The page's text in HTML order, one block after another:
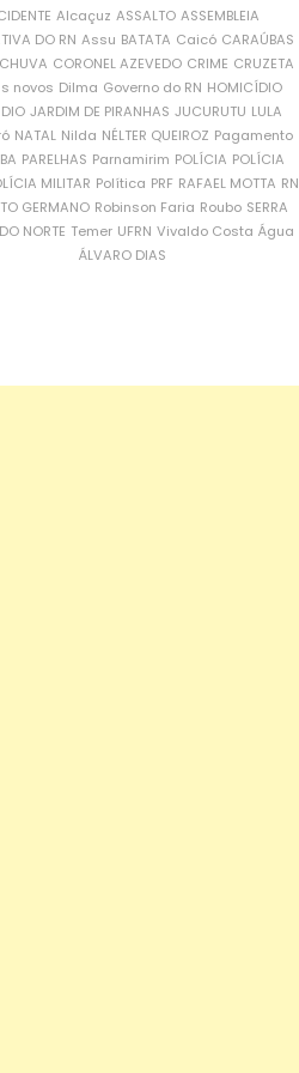
Alcaçuz ASSALTO ASSEMBLEIA
DO RN Assu BATATA Caicó CARAÚBAS
CORONEL AZEVEDO CRIME CRUZETA
novos Dilma Governo do RN HOMICÍDIO
JARDIM DE PIRANHAS JUCURUTU LULA
NATAL Nilda NÉLTER QUEIROZ Pagamento
PARELHAS Parnamirim POLÍCIA POLÍCIA
MILITAR Política PRF RAFAEL MOTTA RN
GERMANO Robinson Faria Roubo SERRA
NORTE Temer UFRN Vivaldo Costa Água
ÁLVARO DIAS